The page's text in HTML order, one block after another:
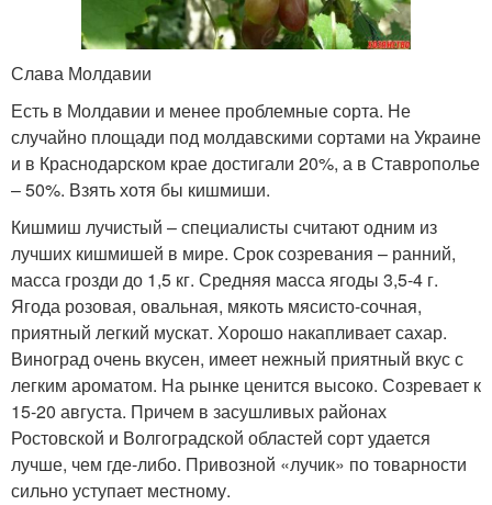
Слава Молдавии
Есть в Молдавии и менее проблемные сорта. Не
случайно площади под молдавскими сортами на Украине
и в Краснодарском крае достигали 20%, а в Ставрополье
– 50%. Взять хотя бы кишмиши.
Кишмиш лучистый – специалисты считают одним из
лучших кишмишей в мире. Срок созревания – ранний,
масса грозди до 1,5 кг. Средняя масса ягоды 3,5-4 г.
Ягода розовая, овальная, мякоть мясисто-сочная,
приятный легкий мускат. Хорошо накапливает сахар.
Виноград очень вкусен, имеет нежный приятный вкус с
легким ароматом. На рынке ценится высоко. Созревает к
15-20 августа. Причем в засушливых районах
Ростовской и Волгоградской областей сорт удается
лучше, чем где-либо. Привозной «лучик» по товарности
сильно уступает местному.